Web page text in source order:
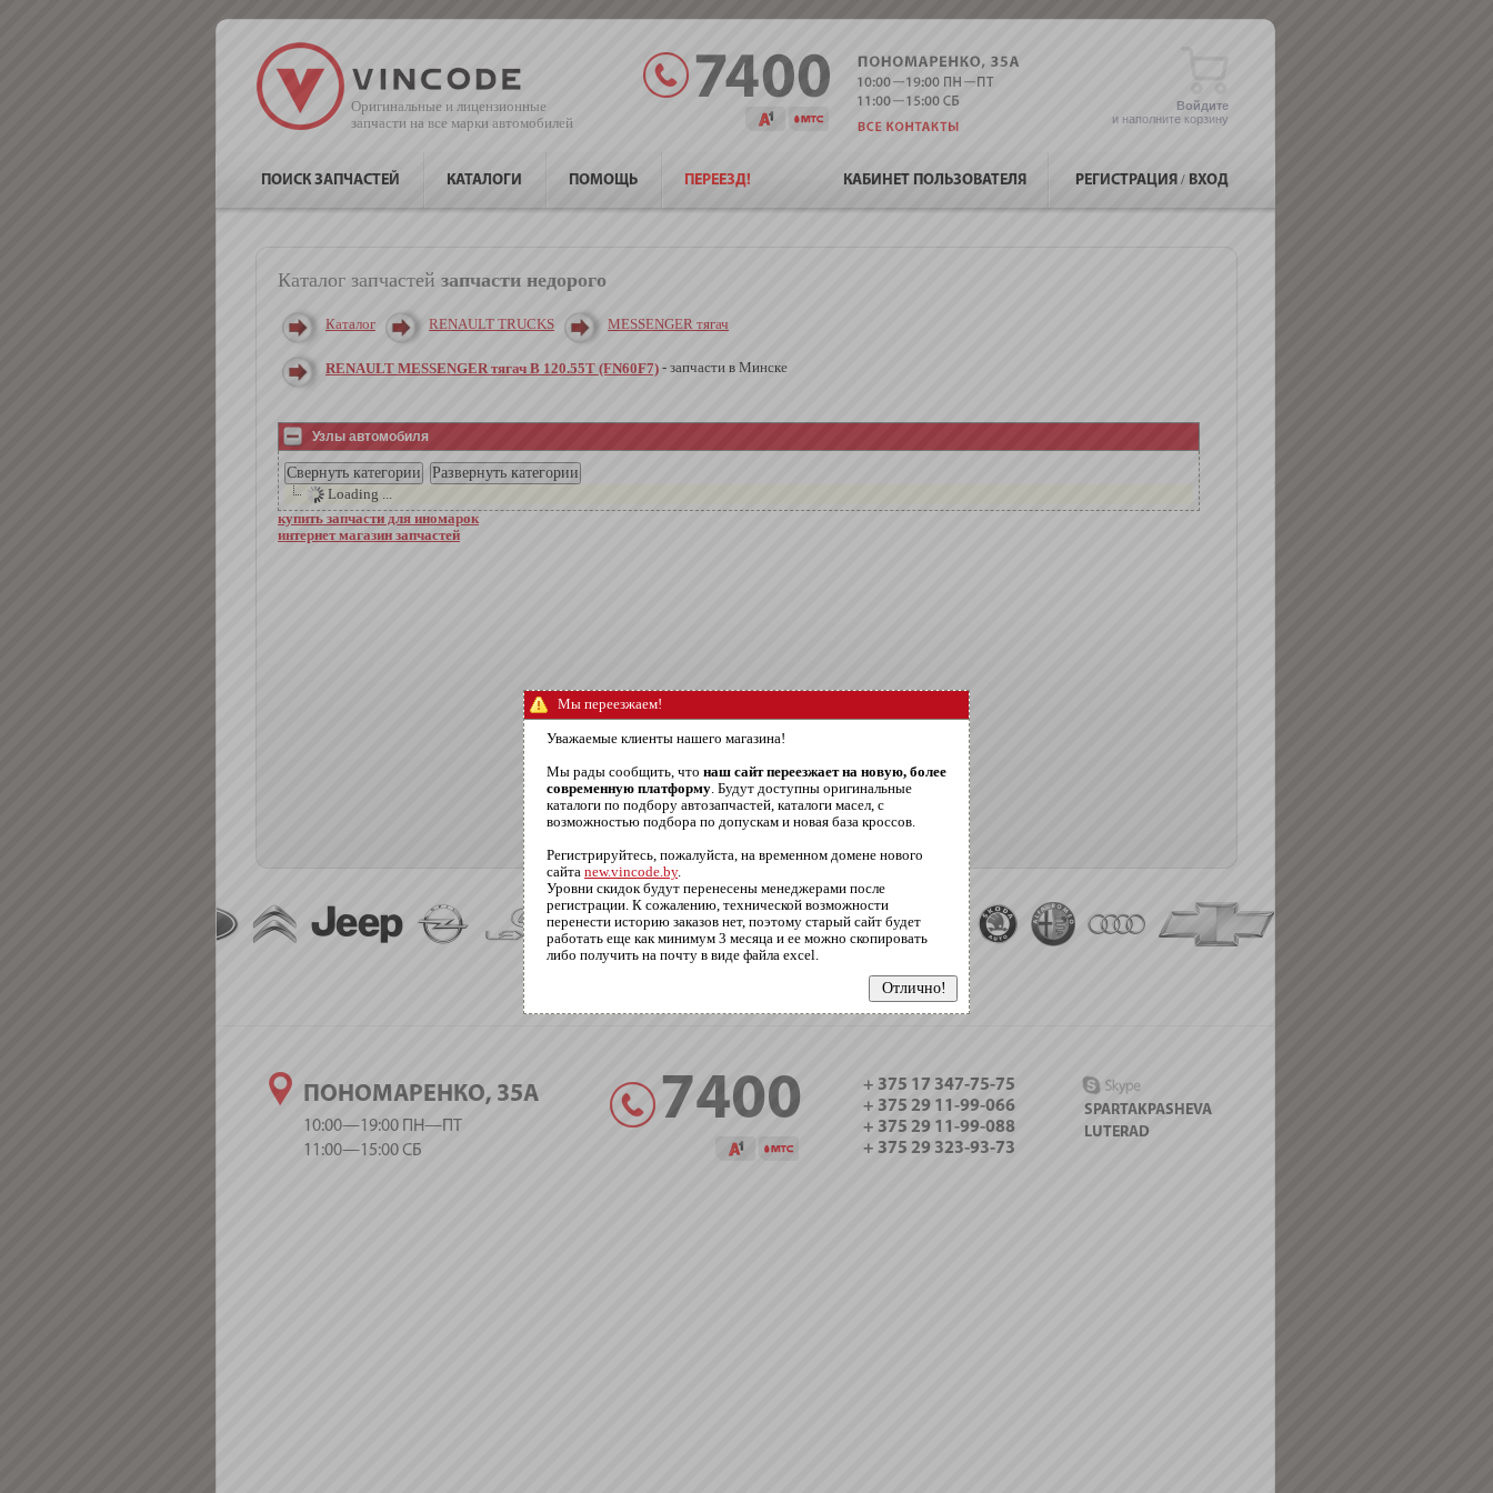
Оригинальные и лицензионные
запчасти на все марки автомобилей
Войдите
и наполните корзину
РЕГИСТРАЦИЯ / ВХОД
ПОИСК ЗАПЧАСТЕЙ КАТАЛОГИ ПОМОЩЬ ПЕРЕЕЗД! КАБИНЕТ ПОЛЬЗОВАТЕЛЯ
Каталог запчастей запчасти недорого
Мы переезжаем!
Уважаемые клиенты нашего магазина!
Мы рады сообщить, что наш сайт переезжает на новую, более
современную платформу . Будут доступны оригинальные
каталоги по подбору автозапчастей, каталоги масел, с
возможностью подбора по допускам и новая база кроссов.
Регистрируйтесь, пожалуйста, на временном домене нового
сайта new.vincode.by.
Уровни скидок будут перенесены менеджерами после
регистрации. К сожалению, технической возможности
перенести историю заказов нет, поэтому старый сайт будет
работать еще как минимум 3 месяца и ее можно скопировать
либо получить на почту в виде файла excel.
Каталог RENAULT TRUCKS MESSENGER тягач
RENAULT MESSENGER тягач B 120.55T (FN60F7) - запчасти в Минске
Узлы автомобиля
Loading ...
купить запчасти для иномарок
интернет магазин запчастей
ПОНОМАРЕНКО, 35А
10:00—19:00 ПН—ПТ
11:00—15:00 СБ
7400
+ 375 17 347-75-75
+ 375 29 11-99-066
+ 375 29 11-99-088
+ 375 29 323-93-73
SPARTAKPASHEVA
LUTERAD